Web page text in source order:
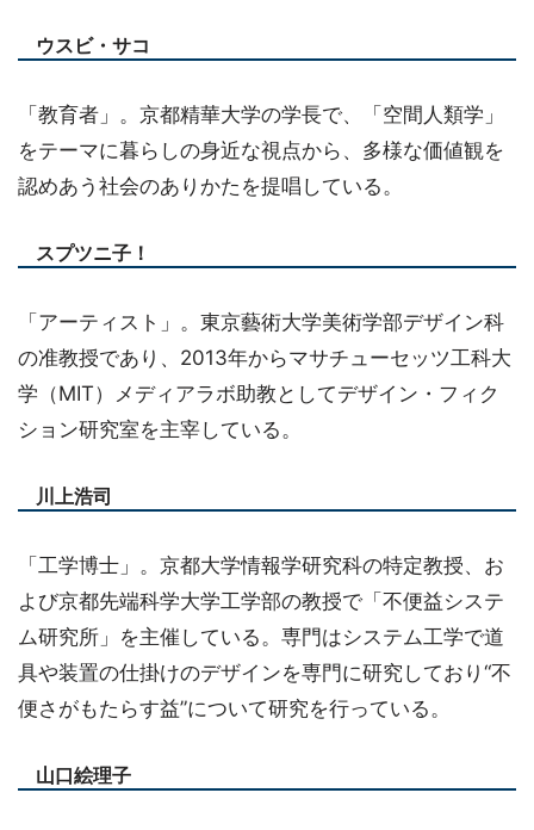
ウスビ・サコ
「教育者」。京都精華大学の学長で、「空間人類学」
をテーマに暮らしの身近な視点から、多様な価値観を
認めあう社会のありかたを提唱している。
スプツニ子！
「アーティスト」。東京藝術大学美術学部デザイン科
の准教授であり、2013年からマサチューセッツ工科大
学（MIT）メディアラボ助教としてデザイン・フィク
ション研究室を主宰している。
川上浩司
「工学博士」。京都大学情報学研究科の特定教授、お
よび京都先端科学大学工学部の教授で「不便益システ
ム研究所」を主催している。専門はシステム工学で道
具や装置の仕掛けのデザインを専門に研究しており“不
便さがもたらす益”について研究を行っている。
山口絵理子